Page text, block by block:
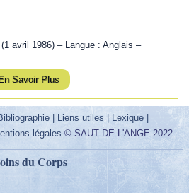
avril 1986) – Langue : Anglais –
Savoir Plus
| Liens utiles| Lexique |
légales © SAUT DE L'ANGE 2022
du Corps